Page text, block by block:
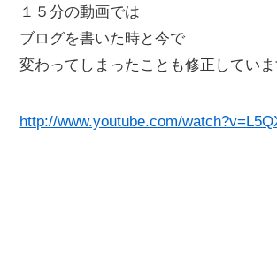
１５分の動画では
ブログを書いた時と今で
変わってしまったことも修正してい
http://www.youtube.com/